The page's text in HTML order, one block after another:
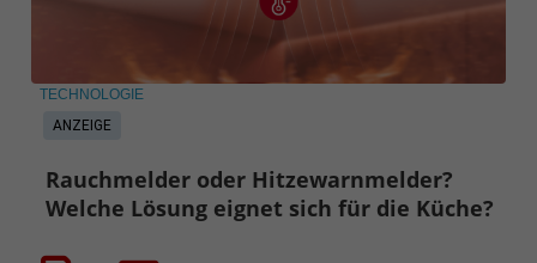
ANZEIGE
TECHNOLOGIE
Rauchmelder oder Hitzewarnmelder?
Welche Lösung eignet sich für die Küche?